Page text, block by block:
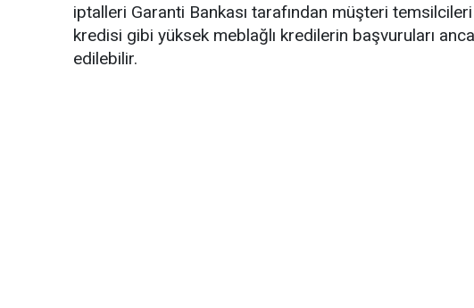
iptalleri Garanti Bankası tarafından müşteri temsilcileri
kredisi gibi yüksek meblağlı kredilerin başvuruları
edilebilir.